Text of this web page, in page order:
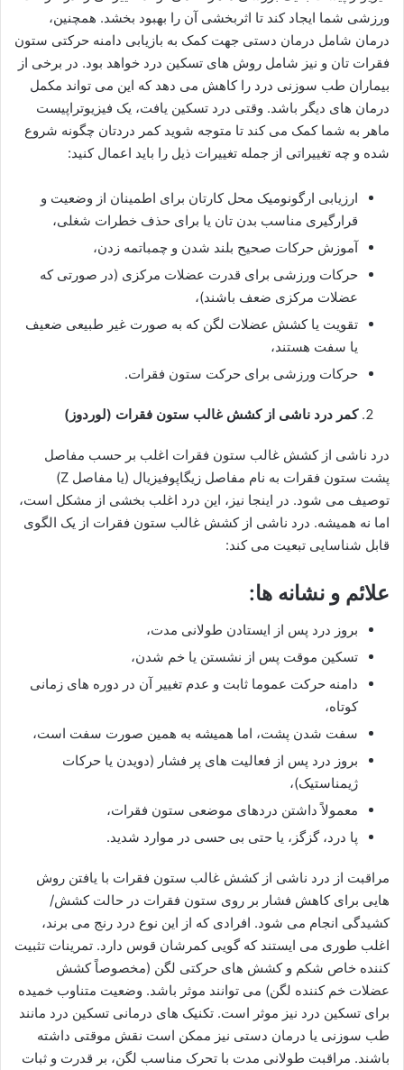
ورزشی شما ایجاد کند تا اثربخشی آن را بهبود بخشد. همچنین،
درمان شامل درمان دستی جهت کمک به بازیابی دامنه حرکتی ستون
فقرات تان و نیز شامل روش های تسکین درد خواهد بود. در برخی از
بیماران طب سوزنی درد را کاهش می دهد که این می تواند مکمل
درمان های دیگر باشد. وقتی درد تسکین یافت، یک فیزیوتراپیست
ماهر به شما کمک می کند تا متوجه شوید کمر دردتان چگونه شروع
شده و چه تغییراتی از جمله تغییرات ذیل را باید اعمال کنید:
ارزیابی ارگونومیک محل کارتان برای اطمینان از وضعیت و
قرارگیری مناسب بدن تان یا برای حذف خطرات شغلی،
آموزش حرکات صحیح بلند شدن و چمباتمه زدن،
حرکات ورزشی برای قدرت عضلات مرکزی (در صورتی که
عضلات مرکزی ضعف باشند)،
تقویت یا کشش عضلات لگن که به صورت غیر طبیعی ضعیف
یا سفت هستند،
حرکات ورزشی برای حرکت ستون فقرات.
کمر درد ناشی از کشش غالب ستون فقرات (لوردوز)
درد ناشی از کشش غالب ستون فقرات اغلب بر حسب مفاصل
پشت ستون فقرات به نام مفاصل زیگاپوفیزیال (یا مفاصل Z)
توصیف می شود. در اینجا نیز، این درد اغلب بخشی از مشکل است،
اما نه همیشه. درد ناشی از کشش غالب ستون فقرات از یک الگوی
قابل شناسایی تبعیت می کند:
علائم و نشانه ها:
بروز درد پس از ایستادن طولانی مدت،
تسکین موقت پس از نشستن یا خم شدن،
دامنه حرکت عموما ثابت و عدم تغییر آن در دوره های زمانی
کوتاه،
سفت شدن پشت، اما همیشه به همین صورت سفت است،
بروز درد پس از فعالیت های پر فشار (دویدن یا حرکات
ژیمناستیک)،
معمولاً داشتن دردهای موضعی ستون فقرات،
پا درد، گزگز، یا حتی بی حسی در موارد شدید.
مراقبت از درد ناشی از کشش غالب ستون فقرات با یافتن روش
هایی برای کاهش فشار بر روی ستون فقرات در حالت کشش/
کشیدگی انجام می شود. افرادی که از این نوع درد رنج می برند،
اغلب طوری می ایستند که گویی کمرشان قوس دارد. تمرینات تثبیت
کننده خاص شکم و کشش های حرکتی لگن (مخصوصاً کشش
عضلات خم کننده لگن) می توانند موثر باشد. وضعیت متناوب خمیده
برای تسکین درد نیز موثر است. تکنیک های درمانی تسکین درد مانند
طب سوزنی یا درمان دستی نیز ممکن است نقش موقتی داشته
باشند. مراقبت طولانی مدت با تحرک مناسب لگن، بر قدرت و ثبات